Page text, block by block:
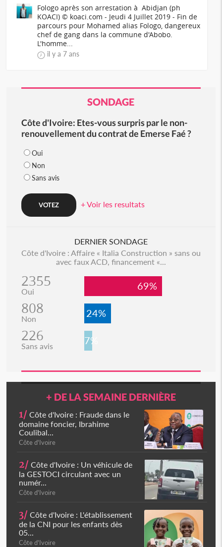
Fologo après son arrestation à Abidjan (ph
KOACI) © koaci.com - Jeudi 4 Juillet 2019 - Fin de
parcours pour Mohamed alias Fologo, dangereux
chef de gang dans la commune d'Abobo.
L'homme...
il y a 7 ans
SONDAGE
Côte d'Ivoire: Etes-vous surpris par le non-
renouvellement du contrat de Emerse Faé ?
Oui
Non
Sans avis
+ Voir les resultats
DERNIER SONDAGE
Côte d'Ivoire : Affaire « Italia Construction » sans ou
avec faux ACD, financement «...
2355
Oui 69%
808
Non 24%
226
Sans avis 7%
+ DE LA SEMAINE DERNIÈRE
1/ Côte d'Ivoire : Fraude dans le
domaine foncier, Ibrahime
Coulibal...
Côte d'Ivoire
2/ Côte d'Ivoire : Un véhicule de
la GESTOCI circulant avec un
numér...
Côte d'Ivoire
3/ Côte d'Ivoire : L'établissement
de la CNI pour les enfants dès
05...
Côte d'Ivoire